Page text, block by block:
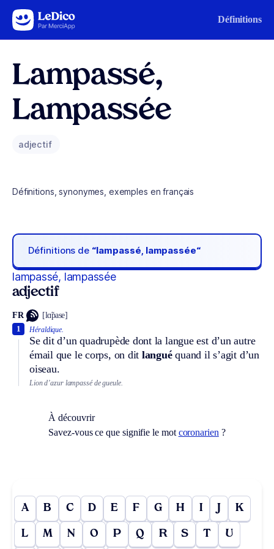
Aller au contenu Définitions
Lampassé,
Lampassée
adjectif
Définitions, synonymes, exemples en français
Définitions de “lampassé, lampassée“
lampassé, lampassée
adjectif
FR [lɑ̃pase]
Héraldique.
Se dit d’un quadrupède dont la langue est d’un autre
émail que le corps, on dit languéquand il s’agit d’un
oiseau.
1
Lion d’azur lampassé de gueule.
À découvrir
Savez-vous ce que signifie le mot coronarien ?
A B C D E F G H I J K
L M N O P Q R S T U